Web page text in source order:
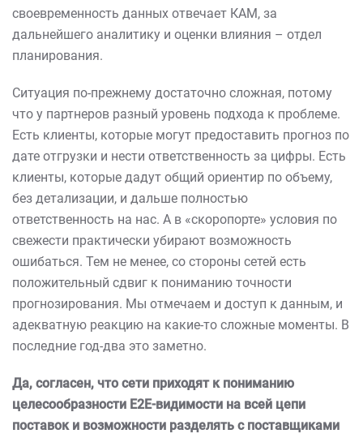
своевременность данных отвечает КАМ, за
дальнейшего аналитику и оценки влияния – отдел
планирования.
Ситуация по-прежнему достаточно сложная, потому
что у партнеров разный уровень подхода к проблеме.
Есть клиенты, которые могут предоставить прогноз по
дате отгрузки и нести ответственность за цифры. Есть
клиенты, которые дадут общий ориентир по объему,
без детализации, и дальше полностью
ответственность на нас. А в «скоропорте» условия по
свежести практически убирают возможность
ошибаться. Тем не менее, со стороны сетей есть
положительный сдвиг к пониманию точности
прогнозирования. Мы отмечаем и доступ к данным, и
адекватную реакцию на какие-то сложные моменты. В
последние год-два это заметно.
Да, согласен, что сети приходят к пониманию
целесообразности E2E-видимости на всей цепи
поставок и возможности разделять с поставщиками